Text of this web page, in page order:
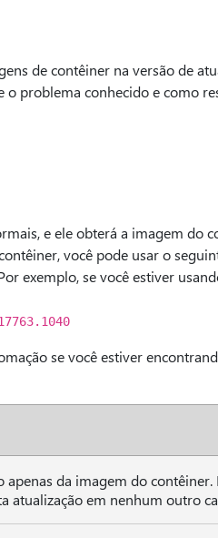
de contêiner na versão de
problema conhecido e como
e ele obterá a imagem do
você pode usar o
exemplo, se você estiver
se você estiver
apenas da imagem do contêiner.
atualização em nenhum outro